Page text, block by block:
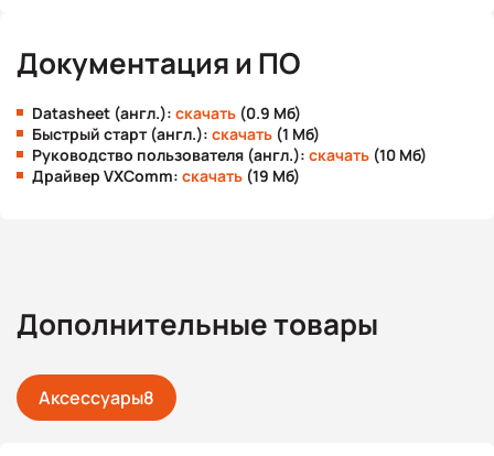
Документация и ПО
Datasheet (англ.): скачать (0.9 Мб)
Быстрый старт (англ.): скачать (1 Мб)
Руководство пользователя (англ.): скачать (10 Мб)
Драйвер VXComm: скачать (19 Мб)
Дополнительные товары
Аксессуары8